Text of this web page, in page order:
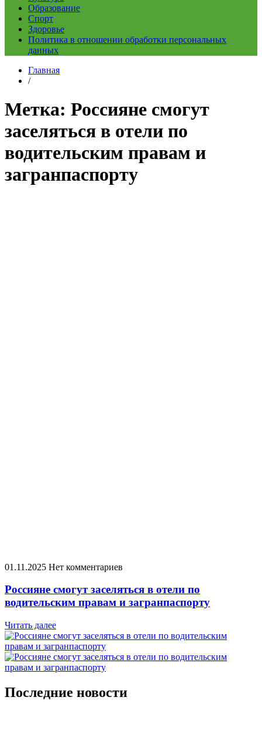
Образование
Спорт
Здоровье
Политика в отношении обработки персональных
данных
Главная
/
Метка: Россияне смогут
заселяться в отели по
водительским правам и
загранпаспорту
01.11.2025 Нет комментариев
Россияне смогут заселяться в отели по
водительским правам и загранпаспорту
Читать далее
Последние новости